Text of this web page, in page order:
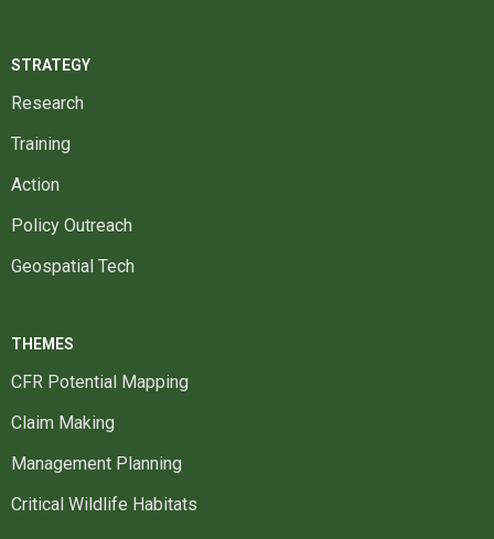
STRATEGY
Research
Training
Action
Policy Outreach
Geospatial Tech
THEMES
CFR Potential Mapping
Claim Making
Management Planning
Critical Wildlife Habitats